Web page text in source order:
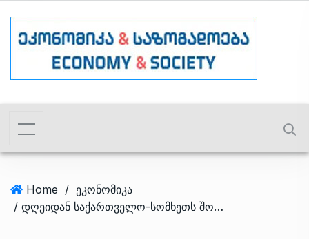
Home / ეკონომიკა
/ დღეიდან საქართველო-სომხეთს შორის მგზავრთა გადამყვანებისთვის ახალი რეგულაცია ამოქმედდება